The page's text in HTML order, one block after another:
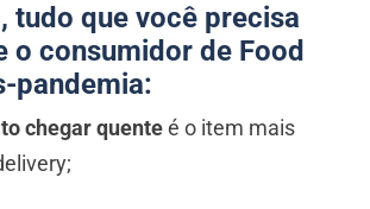
tudo que você precisa
o consumidor de Food
pandemia:
chegar quenteé o item mais